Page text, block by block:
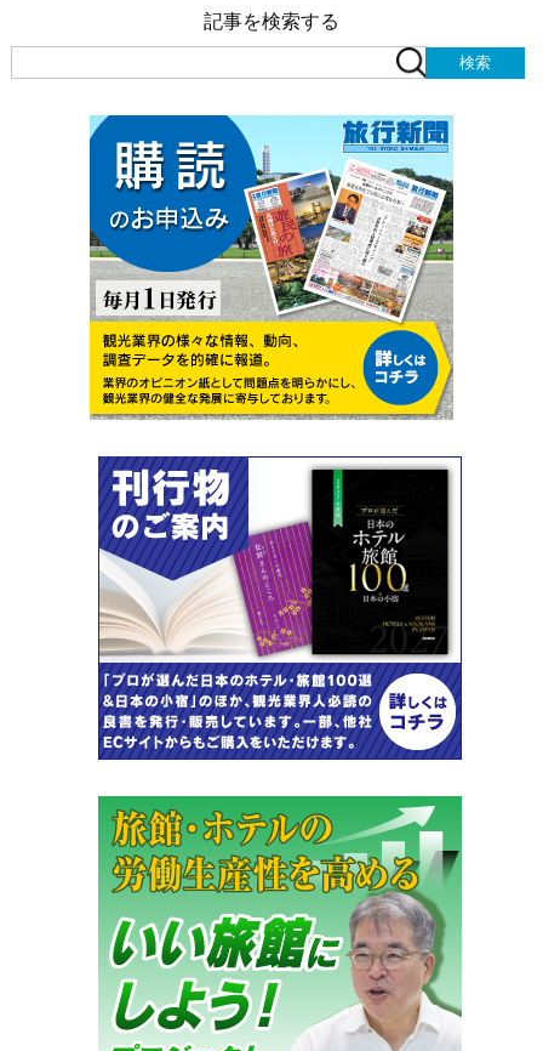
記事を検索する